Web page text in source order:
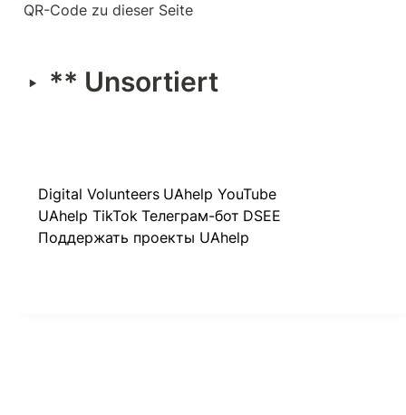
QR-Code zu dieser Seite
‣ ** Unsortiert
Digital Volunteers UAhelp YouTube
UAhelp TikTok Телеграм-бот DSEE
Поддержать проекты UAhelp